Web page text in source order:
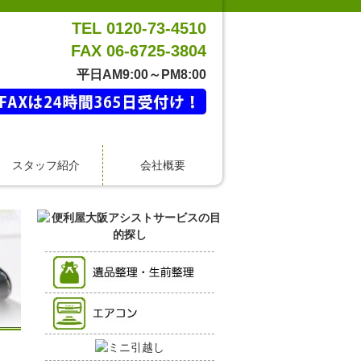
TEL 0120-73-4510
FAX 06-6725-3804
平日AM9:00～PM8:00
スタッフ紹介 会社概要